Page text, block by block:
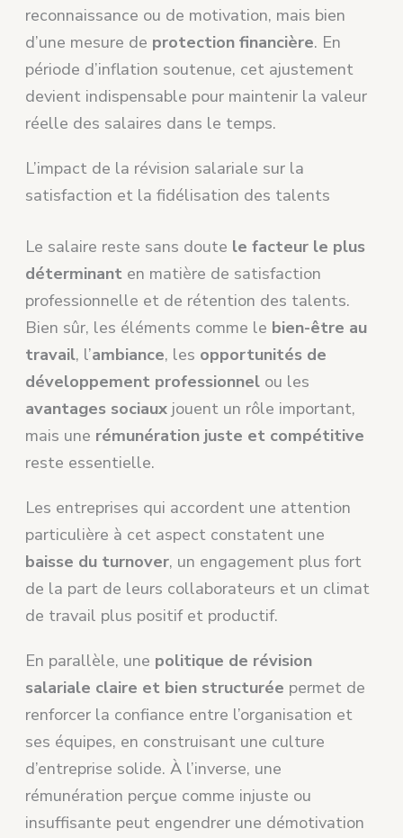
reconnaissance ou de motivation, mais bien
d’une mesure de protection financière. En
période d’inflation soutenue, cet ajustement
devient indispensable pour maintenir la valeur
réelle des salaires dans le temps.
L’impact de la révision salariale sur la
satisfaction et la fidélisation des talents
Le salaire reste sans doute le facteur le plus
déterminant en matière de satisfaction
professionnelle et de rétention des talents.
Bien sûr, les éléments comme le bien-être au
travail, l’ambiance, les opportunités de
développement professionnel ou les
avantages sociaux jouent un rôle important,
mais une rémunération juste et compétitive
reste essentielle.
Les entreprises qui accordent une attention
particulière à cet aspect constatent une
baisse du turnover, un engagement plus fort
de la part de leurs collaborateurs et un climat
de travail plus positif et productif.
En parallèle, une politique de révision
salariale claire et bien structurée permet de
renforcer la confiance entre l’organisation et
ses équipes, en construisant une culture
d’entreprise solide. À l’inverse, une
rémunération perçue comme injuste ou
insuffisante peut engendrer une démotivation